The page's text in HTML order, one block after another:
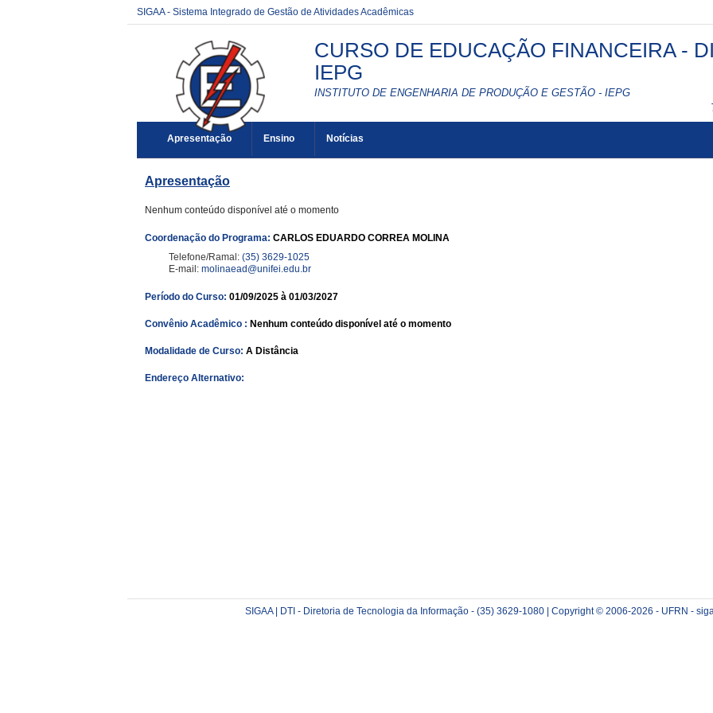
SIGAA - Sistema Integrado de Gestão de Atividades Acadêmicas
CURSO DE EDUCAÇÃO FINANCEIRA -
IEPG
INSTITUTO DE ENGENHARIA DE PRODUÇÃO E GESTÃO - IEPG
Apresentação Ensino Notícias
Apresentação
Nenhum conteúdo disponível até o momento
Coordenação do Programa: CARLOS EDUARDO CORREA MOLINA
Telefone/Ramal: (35) 3629-1025
E-mail: molinaead@unifei.edu.br
Período do Curso: 01/09/2025 à 01/03/2027
Convênio Acadêmico : Nenhum conteúdo disponível até o momento
Modalidade de Curso: A Distância
Endereço Alternativo:
SIGAA | DTI - Diretoria de Tecnologia da Informação - (35) 3629-1080 | Copyright © 2006-2026 - UFRN -